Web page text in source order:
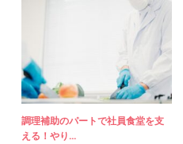
調理補助のパートで社員食堂を支
える！やり...